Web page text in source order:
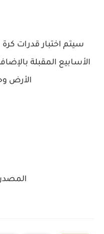
الأسابيع المقبلة
الأرض